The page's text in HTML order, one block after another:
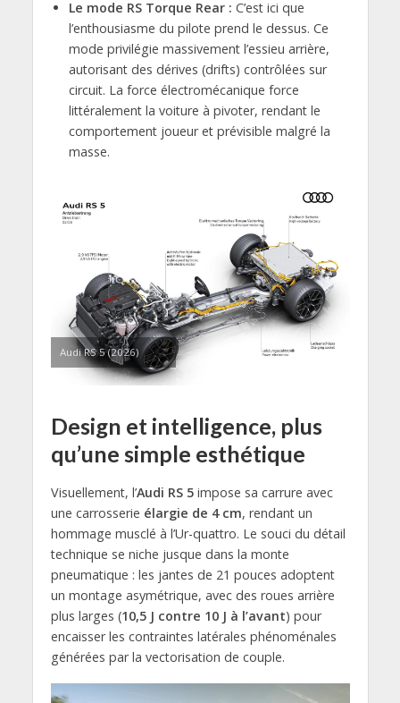
Le mode RS Torque Rear : C’est ici que
l’enthousiasme du pilote prend le dessus. Ce
mode privilégie massivement l’essieu arrière,
autorisant des dérives (drifts) contrôlées sur
circuit. La force électromécanique force
littéralement la voiture à pivoter, rendant le
comportement joueur et prévisible malgré la
masse.
Audi RS 5 (2026)
Design et intelligence, plus
qu’une simple esthétique
Visuellement, l’Audi RS 5 impose sa carrure avec
une carrosserie élargie de 4 cm, rendant un
hommage musclé à l’Ur-quattro. Le souci du détail
technique se niche jusque dans la monte
pneumatique : les jantes de 21 pouces adoptent
un montage asymétrique, avec des roues arrière
plus larges (10,5 J contre 10 J à l’avant) pour
encaisser les contraintes latérales phénoménales
générées par la vectorisation de couple.